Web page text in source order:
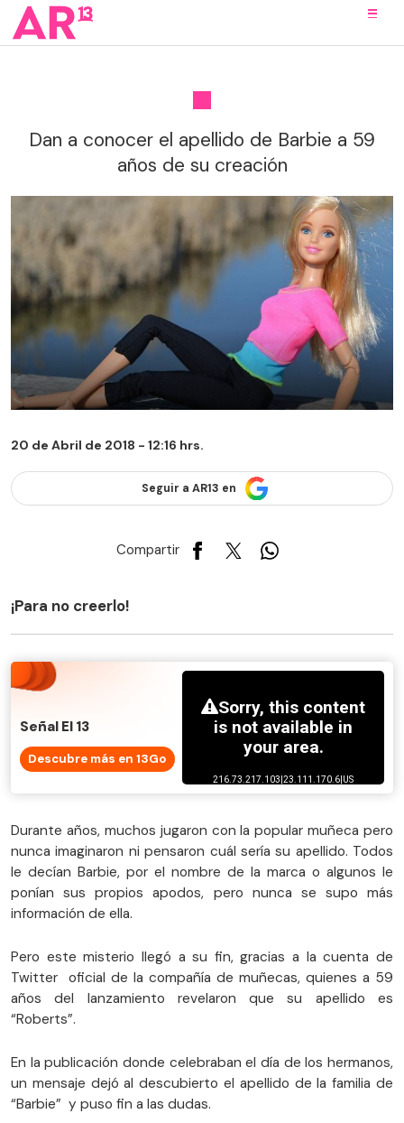
Dan a conocer el apellido de Barbie a 59
años de su creación
20 de Abril de 2018 - 12:16 hrs.
Seguir a AR13 en
Compartir
¡Para no creerlo!
Señal El 13
Descubre más en 13Go
Durante años, muchos jugaron con la popular muñeca pero
nunca imaginaron ni pensaron cuál sería su apellido. Todos
le decían Barbie, por el nombre de la marca o algunos le
ponían sus propios apodos, pero nunca se supo más
información de ella.
Pero este misterio llegó a su fin, gracias a la cuenta de
Twitter oficial de la compañía de muñecas, quienes a 59
años del lanzamiento revelaron que su apellido es
“Roberts”.
En la publicación donde celebraban el día de los hermanos,
un mensaje dejó al descubierto el apellido de la familia de
“Barbie” y puso fin a las dudas.